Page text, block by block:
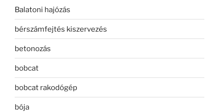
Balatoni hajózás
bérszámfejtés kiszervezés
betonozás
bobcat
bobcat rakodógép
bója